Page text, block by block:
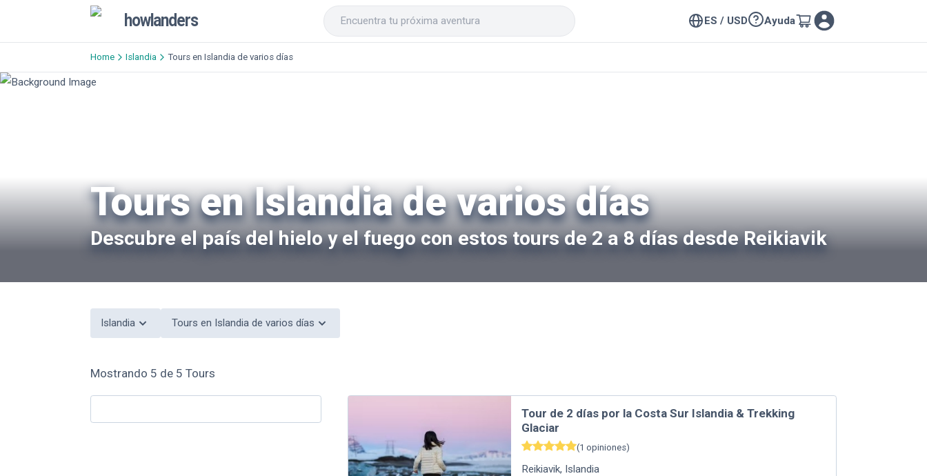
howlanders ES / USD Ayuda
Home Islandia Tours en Islandia de varios días
Tours en Islandia de varios días
Descubre el país del hielo y el fuego con estos tours de 2 a 8 días desde Reikiavik
Islandia Tours en Islandia de varios días
Mostrando 5 de 5 Tours
Tour de 2 días por la Costa Sur Islandia & Trekking
Glaciar
(1 opiniones)
Reikiavik, Islandia